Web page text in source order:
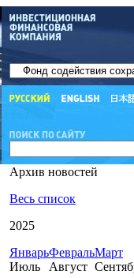
Архив новостей
Весь список
2025
ЯнварьФевральМарт
Июль
Август